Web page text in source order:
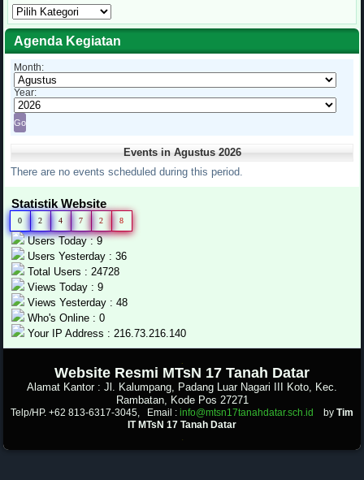
Kategori
Tulisan
Agenda Kegiatan
Month:
Year:
Events in Agustus 2026
There are no events scheduled during this period.
Statistik Website
0 2 4 7 2 8
Users Today : 9
Users Yesterday : 36
Total Users : 24728
Views Today : 9
Views Yesterday : 48
Who's Online : 0
Your IP Address : 216.73.216.140
Website Resmi MTsN 17 Tanah Datar
Alamat Kantor : Jl. Kalumpang, Padang Luar Nagari III Koto, Kec.
Rambatan, Kode Pos 27271
Telp/HP. +62 813-6317-3045, Email : info@mtsn17tanahdatar.sch.id by Tim
IT MTsN 17 Tanah Datar
.